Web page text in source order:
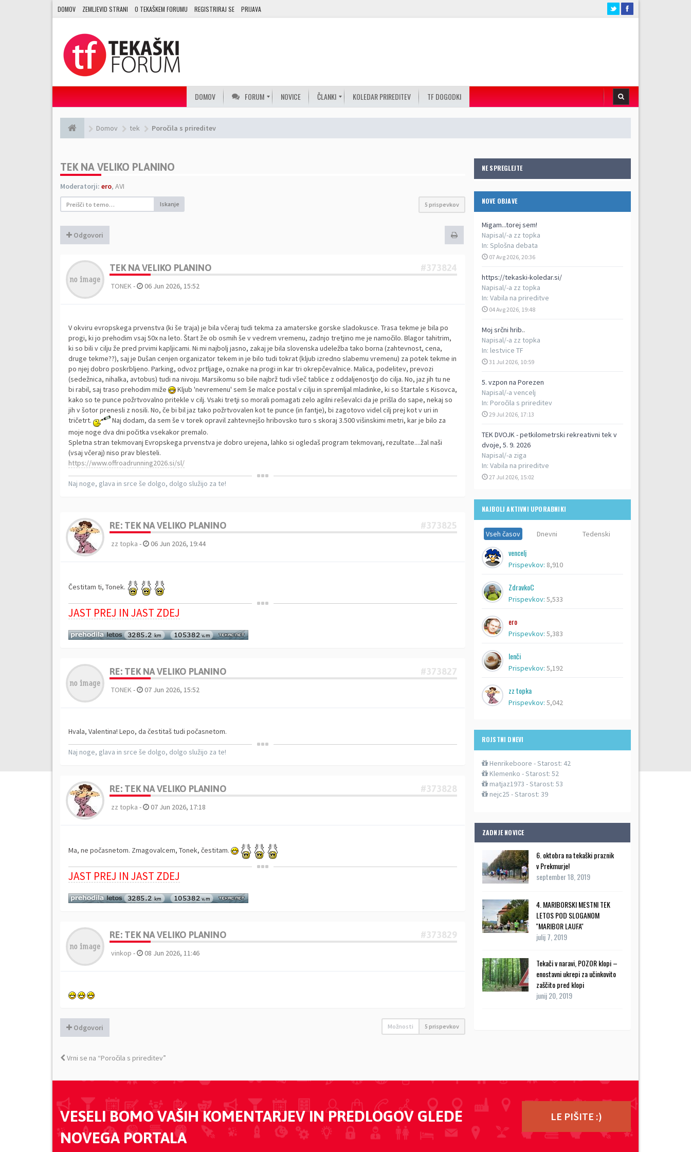
DOMOV ZEMLJEVID STRANI O TEKAŠKEM FORUMU REGISTRIRAJ SE PRIJAVA
DOMOV FORUM NOVICE ČLANKI KOLEDAR PRIREDITEV TF DOGODKI
Domov tek Poročila s prireditev
NE SPREGLEJTE
NOVE OBJAVE
Migam...torej sem!
Napisal/-a zz topka
In: Splošna debata
07 Avg 2026, 20:36
https://tekaski-koledar.si/
Napisal/-a zz topka
In: Vabila na prireditve
04 Avg 2026, 19:48
Moj srčni hrib..
Napisal/-a zz topka
In: lestvice TF
31 Jul 2026, 10:59
5. vzpon na Porezen
Napisal/-a vencelj
In: Poročila s prireditev
29 Jul 2026, 17:13
TEK DVOJK - petkilometrski rekreativni tek v
dvoje, 5. 9. 2026
Napisal/-a ziga
In: Vabila na prireditve
27 Jul 2026, 15:02
NAJBOLJ AKTIVNI UPORABNIKI
Vseh časov Dnevni Tedenski
vencelj
Prispevkov: 8,910
ZdravkoC
Prispevkov: 5,533
ero
Prispevkov: 5,383
lenči
Prispevkov: 5,192
zz topka
Prispevkov: 5,042
ROJSTNI DNEVI
Henrikeboore - Starost: 42
Klemenko - Starost: 52
matjaz1973 - Starost: 53
nejc25 - Starost: 39
ZADNJE NOVICE
6. oktobra na tekaški praznik
v Prekmurje!
september 18, 2019
4. MARIBORSKI MESTNI TEK
LETOS POD SLOGANOM
''MARIBOR LAUFA''
julij 7, 2019
Tekači v naravi, POZOR klopi –
enostavni ukrepi za učinkovito
zaščito pred klopi
junij 20, 2019
TEK NA VELIKO PLANINO
Moderatorji: ero, AVI
Iskanje 5 prispevkov
Odgovori
TEK NA VELIKO PLANINO #373824
TONEK- 06 Jun 2026, 15:52
V okviru evropskega prvenstva (ki še traja) je bila včeraj tudi tekma za amaterske gorske sladokusce. Trasa tekme je bila po
progi, ki jo prehodim vsaj 50x na leto. Štart že ob osmih še v vedrem vremenu, zadnjo tretjino me je namočilo. Blagor tahitrim,
ki so bili v cilju že pred prvimi kapljicami. Ni mi najbolj jasno, zakaj je bila slovenska udeležba tako borna (zahtevnost, cena,
druge tekme??), saj je Dušan cenjen organizator tekem in je bilo tudi tokrat (kljub izredno slabemu vremenu) za potek tekme in
po njej dobro poskrbljeno. Parking, odvoz prtljage, oznake na progi in kar tri okrepčevalnice. Malica, podelitev, prevozi
(sedežnica, nihalka, avtobus) tudi na nivoju. Marsikomu so bile najbrž tudi všeč tablice z oddaljenostjo do cilja. No, jaz jih tu ne
bi rabil, saj traso prehodim miže
Kljub 'nevremenu' sem še malce postal v cilju in spremljal mladinke, ki so štartale s Kisovca,
kako so te punce požrtvovalno pritekle v cilj. Vsaki tretji so morali pomagati zelo agilni reševalci da je prišla do sape, nekaj so
jih v šotor prenesli z nosili. No, če bi bil jaz tako požrtvovalen kot te punce (in fantje), bi zagotovo videl cilj prej kot v uri in
tričetrt.
Naj dodam, da sem še v torek opravil zahtevnejšo hribovsko turo s skoraj 3.500 višinskimi metri, kar je bilo za
moje noge dva dni počitka vsekakor premalo.
Spletna stran tekmovanj Evropskega prvenstva je dobro urejena, lahko si ogledaš program tekmovanj, rezultate....žal naši
(vsaj včeraj) niso prav blesteli.
https://www.offroadrunning2026.si/sl/
Naj noge, glava in srce še dolgo, dolgo služijo za te!
RE: TEK NA VELIKO PLANINO #373825
zz topka - 06 Jun 2026, 19:44
Čestitam ti, Tonek.
JAST PREJ IN JAST ZDEJ
RE: TEK NA VELIKO PLANINO #373827
TONEK - 07 Jun 2026, 15:52
Hvala, Valentina! Lepo, da čestitaš tudi počasnetom.
Naj noge, glava in srce še dolgo, dolgo služijo za te!
RE: TEK NA VELIKO PLANINO #373828
zz topka - 07 Jun 2026, 17:18
Ma, ne počasnetom. Zmagovalcem, Tonek, čestitam.
JAST PREJ IN JAST ZDEJ
RE: TEK NA VELIKO PLANINO #373829
vinkop - 08 Jun 2026, 11:46
Odgovori Možnosti 5 prispevkov
Vrni se na “Poročila s prireditev”
VESELI BOMO VAŠIH KOMENTARJEV IN PREDLOGOV GLEDE
NOVEGA PORTALA
LE PIŠITE :)